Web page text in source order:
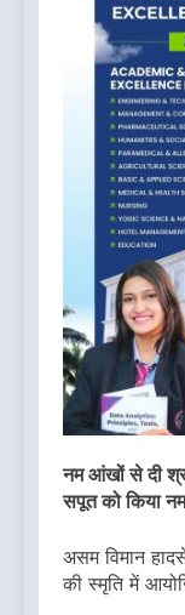
नम आंखों से दी
सपूत को किया
असम विमान
की स्मृति में